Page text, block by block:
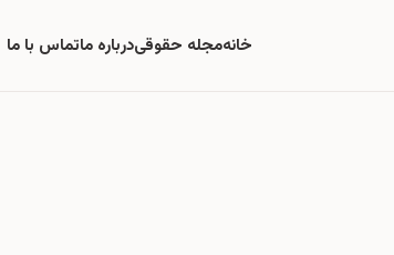
خانهمجله حقوقیدرباره ماتماس با ما